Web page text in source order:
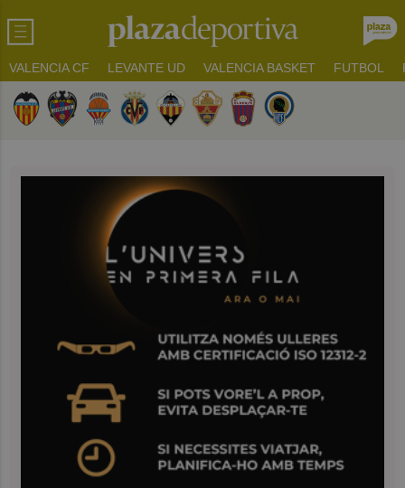
VALENCIA CF LEVANTE UD VALENCIA BASKET FUTBOL